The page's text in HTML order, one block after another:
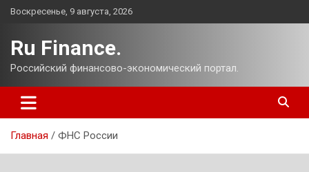
Перейти
Воскресенье, 9 августа, 2026
Ru Finance.
Российский финансово-экономический портал.
Главная ФНС России